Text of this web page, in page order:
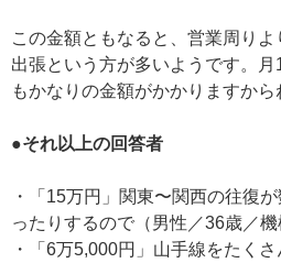
この金額ともなると、営業周り
出張という方が多いようです。
もかなりの金額がかかりますから
●それ以上の回答者
・「15万円」関東〜関西の往復
ったりするので（男性／36歳／機
・「6万5,000円」山手線をたく